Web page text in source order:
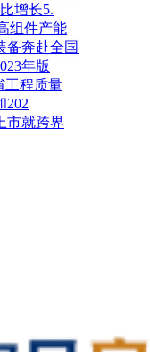
增长5.
组件产能
备奔赴全国
年版
工程质量
202
市就跨界